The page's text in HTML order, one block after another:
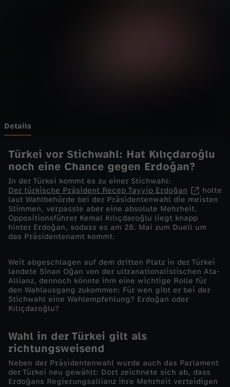
-
B
l
e
i
t
E
d
o
Details
Türkei vor Stichwahl: Hat Kılıçdaroğlu
noch eine Chance gegen Erdoğan?
In der Türkei kommt es zu einer Stichwahl:
Der türkische Präsident Recep Tayyip Erdoğan
holte
laut Wahlbehörde bei der Präsidentenwahl die meisten
Stimmen, verpasste aber eine absolute Mehrheit.
Oppositionsführer Kemal Kılıçdaroğlu liegt knapp
hinter Erdoğan, sodass es am 28. Mai zum Duell um
das Präsidentenamt kommt.
Weit abgeschlagen auf dem dritten Platz in der Türkei
landete Sinan Oğan von der ultranationalistischen Ata-
Allianz, dennoch könnte ihm eine wichtige Rolle für
den Wahlausgang zukommen: Für wen gibt er bei der
Stichwahl eine Wahlempfehlung? Erdoğan oder
Kılıçdaroğlu?
Wahl in der Türkei gilt als
richtungsweisend
Neben der Präsidentenwahl wurde auch das Parlament
der Türkei neu gewählt: Dort zeichnete sich ab, dass
Erdoğans Regierungsallianz ihre Mehrheit verteidigen